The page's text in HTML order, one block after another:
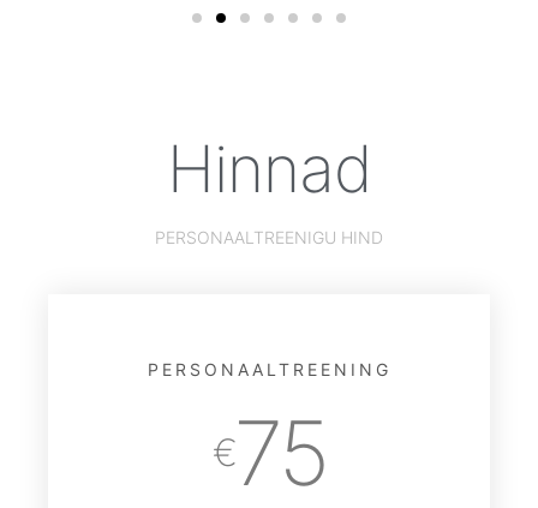
Hinnad
PERSONAALTREENIGU HIND
PERSONAALTREENING
€75